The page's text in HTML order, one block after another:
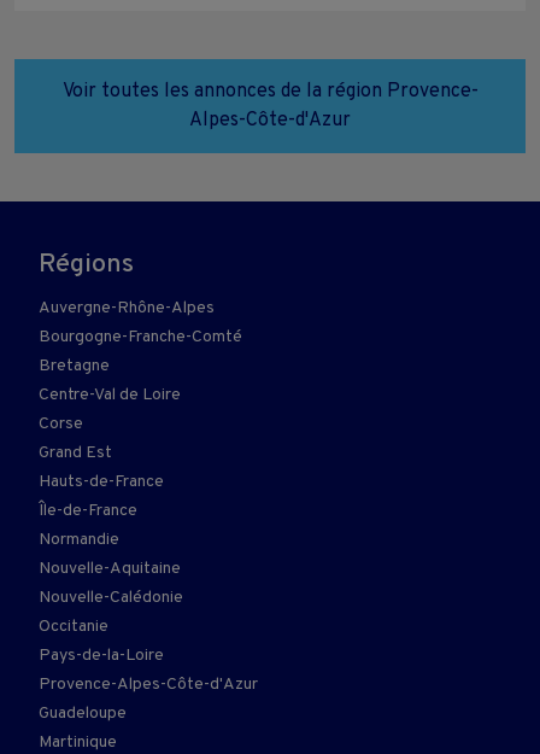
Voir toutes les annonces de la région Provence-
Alpes-Côte-d'Azur
Régions
Auvergne-Rhône-Alpes
Bourgogne-Franche-Comté
Bretagne
Centre-Val de Loire
Corse
Grand Est
Hauts-de-France
Île-de-France
Normandie
Nouvelle-Aquitaine
Nouvelle-Calédonie
Occitanie
Pays-de-la-Loire
Provence-Alpes-Côte-d'Azur
Guadeloupe
Martinique